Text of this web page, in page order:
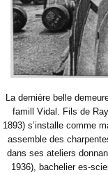
La dernière belle
famill Vidal. Fils de
1893) s’installe comme
assemble des
dans ses ateliers
1936), bachelier es-